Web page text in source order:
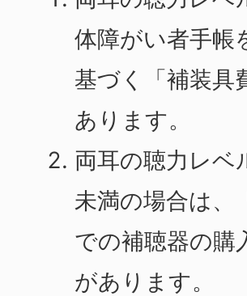
体障がい者手帳
基づく「補装具
あります。
両耳の聴力レ
未満の場合は、
での補聴器の購
があります。